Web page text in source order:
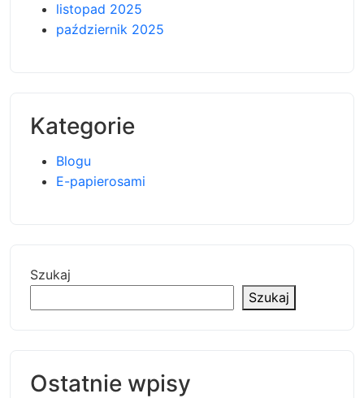
listopad 2025
październik 2025
Kategorie
Blogu
E-papierosami
Szukaj
Szukaj
Ostatnie wpisy